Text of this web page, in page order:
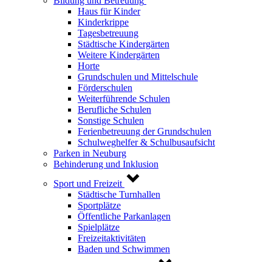
Haus für Kinder
Kinderkrippe
Tagesbetreuung
Städtische Kindergärten
Weitere Kindergärten
Horte
Grundschulen und Mittelschule
Förderschulen
Weiterführende Schulen
Berufliche Schulen
Sonstige Schulen
Ferienbetreuung der Grundschulen
Schulweghelfer & Schulbusaufsicht
Parken in Neuburg
Behinderung und Inklusion
Sport und Freizeit
Städtische Turnhallen
Sportplätze
Öffentliche Parkanlagen
Spielplätze
Freizeitaktivitäten
Baden und Schwimmen